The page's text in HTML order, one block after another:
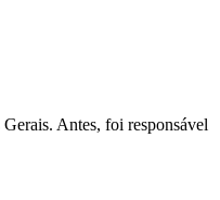
Antes, foi responsável